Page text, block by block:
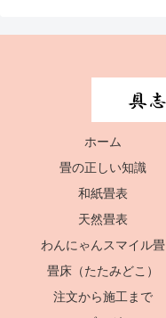
ホーム
畳の正しい知識
和紙畳表
天然畳表
わんにゃんスマイル畳
畳床（たたみどこ）
注文から施工まで